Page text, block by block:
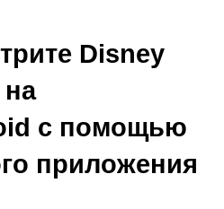
Disney
с помощью
приложения